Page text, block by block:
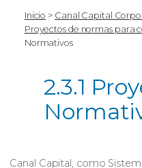
Inicio > Canal Capital
Proyectos de normas para
Normativos
2.3.1
Canal Capital, como